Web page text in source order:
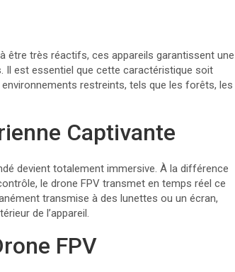
être très réactifs, ces appareils garantissent une
Il est essentiel que cette caractéristique soit
restreints, tels que les forêts, les
Captivante
devient totalement immersive. À la différence
le drone FPV transmet en temps réel ce
transmise à des lunettes ou un écran,
de l’appareil.
FPV